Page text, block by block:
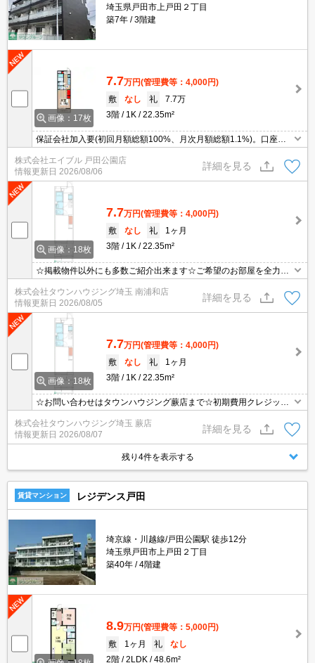
埼玉県戸田市上戸田２丁目
築7年
3階建
画像：17枚
7.7万円(管理費等：4,000円)
敷
なし 礼
7.7万
3階
1K 22.35m²
保証会社加入要(初回月額総額100%、月次月額総額1.1%)。口座振
替手数料330円/月。退去時の清掃料49,500円を入居時にいただきま
す。リブリクラブ加入要(初回7,700円、2,200円/月)。
株式会社エイブル 戸田公園店
情報更新日 2026/08/06
詳細を見る
画像：18枚
7.7万円(管理費等：4,000円)
敷
なし 礼
1ヶ月
3階
1K 22.35m²
☆掲載物件以外にも多数ご紹介出来ます☆ご希望のお部屋を全力で
お探しさせて頂きます♪
株式会社タウンハウジング埼玉 南浦和店
情報更新日 2026/08/05
詳細を見る
画像：18枚
7.7万円(管理費等：4,000円)
敷
なし 礼
1ヶ月
3階
1K 22.35m²
☆お問い合わせはタウンハウジング蕨店まで☆初期費用クレジット
決済相談☆オンラインでの内見・契約もお気軽にご相談ください！
株式会社タウンハウジング埼玉 蕨店
情報更新日 2026/08/07
詳細を見る
残り4件を表示する
賃貸マンション レジデンス戸田
埼京線・川越線/戸田公園駅 徒歩12分
埼玉県戸田市上戸田２丁目
築40年
4階建
8.9万円(管理費等：5,000円)
敷
1ヶ月 礼
なし
2階
2LDK 48.6m²